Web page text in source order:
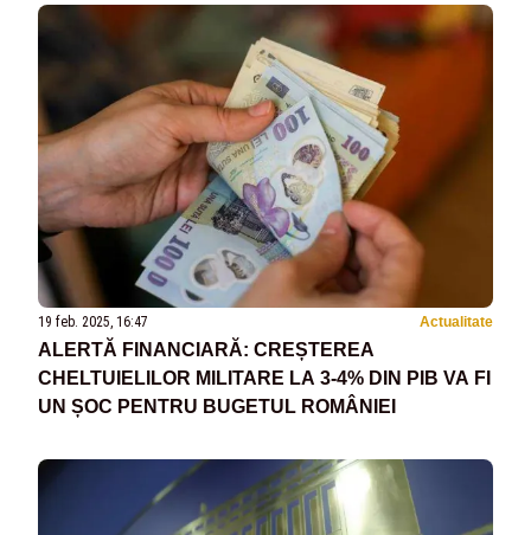
19 feb. 2025, 16:47 Actualitate
ALERTĂ FINANCIARĂ: CREȘTEREA
CHELTUIELILOR MILITARE LA 3-4% DIN PIB VA FI
UN ȘOC PENTRU BUGETUL ROMÂNIEI